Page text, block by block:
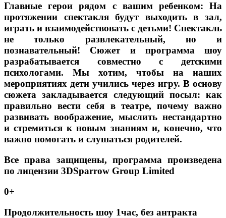
Главные герои рядом с вашим ребенком: На
протяжении спектакля будут выходить в зал,
играть и взаимодействовать с детьми! Спектакль
не только развлекательный, но и
познавательный! Сюжет и программа шоу
разрабатывается совместно с детскими
психологами. Мы хотим, чтобы на наших
мероприятиях дети учились через игру. В основу
сюжета закладывается следующий посыл: как
правильно вести себя в театре, почему важно
развивать воображение, мыслить нестандартно
и стремиться к новым знаниям и, конечно, что
важно помогать и слушаться родителей.
Все права защищены, программа произведена
по лицензии 3DSparrow Group Limited
0+
Продолжительность шоу 1час, без антракта